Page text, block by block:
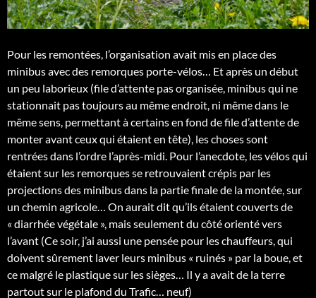
Pour les remontées, l’organisation avait mis en place des
minibus avec des remorques porte-vélos… Et après un début
un peu laborieux (file d’attente pas organisée, minibus qui ne
stationnait pas toujours au même endroit, ni même dans le
même sens, permettant à certains en fond de file d’attente de
monter avant ceux qui étaient en tête), les choses sont
rentrées dans l’ordre l’après-midi. Pour l’anecdote, les vélos qui
étaient sur les remorques se retrouvaient crépis par les
projections des minibus dans la partie finale de la montée, sur
un chemin agricole… On aurait dit qu’ils étaient couverts de
« diarrhée végétale », mais seulement du côté orienté vers
l’avant (Ce soir, j’ai aussi une pensée pour les chauffeurs, qui
doivent sûrement laver leurs minibus « ruinés » par la boue, et
ce malgré le plastique sur les sièges… Il y a avait de la terre
partout sur le plafond du Trafic… neuf)